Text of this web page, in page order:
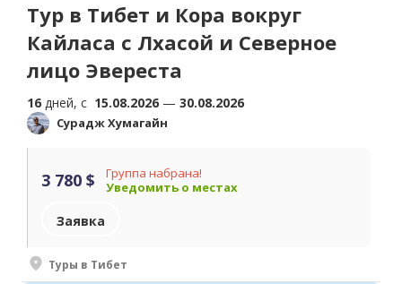
Тур в Тибет и Кора вокруг
Кайласа с Лхасой и Северное
лицо Эвереста
16 дней, c 15.08.2026 — 30.08.2026
Сурадж Хумагайн
3 780 $
Группа набрана!
Уведомить о местах
Заявка
Туры в Тибет